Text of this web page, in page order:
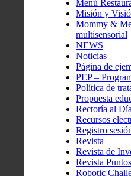
Menú
Misión y
Mommy &
multisensorial
NEWS
Noticias
Página de
PEP –
Política de
Propuesta
Rectoría al Día
Recursos
Registro
Revista
Revista de
Revista
Robotic